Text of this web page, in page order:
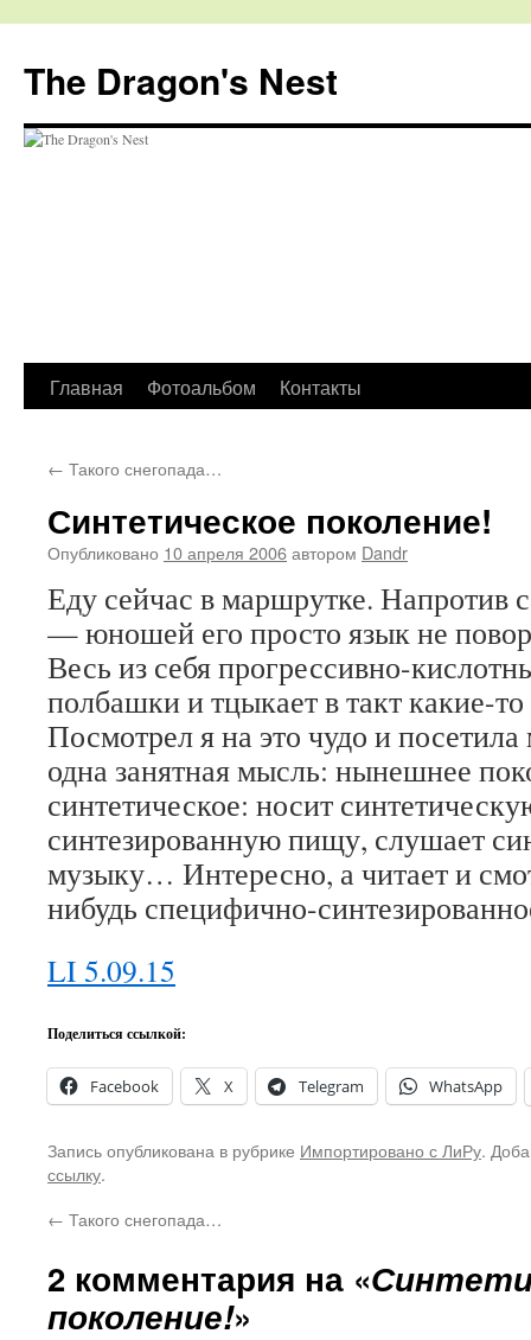
The Dragon's Nest
Перейти
содержимому
Главная Фотоальбом Контакты
← Такого снегопада…
Синтетическое поколение!
Опубликовано 10 апреля 2006автором Dandr
Еду сейчас в маршрутке. Напротив
— юношей его просто язык не
Весь из себя прогрессивно-
полбашки и тцыкает в такт какие-
Посмотрел я на это чудо и
одна занятная мысль: нынешнее
синтетическое: носит
синтезированную пищу, слушает
музыку… Интересно, а читает и
нибудь специфично-
LI 5.09.15
Поделиться ссылкой:
Facebook X Telegram WhatsApp
Запись опубликована в рубрике Импортировано с ЛиРу.
ссылку.
← Такого снегопада…
2 комментария на «
поколение!»